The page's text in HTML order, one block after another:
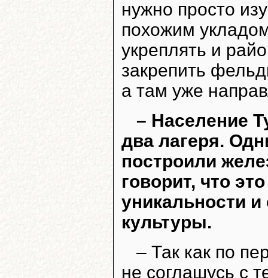
нужно просто
похожим
укреплять и
закрепить
а там уже
– Население
два лагеря.
построили
говорит, что
уникальности
культуры.
– Так как по
не соглашусь с